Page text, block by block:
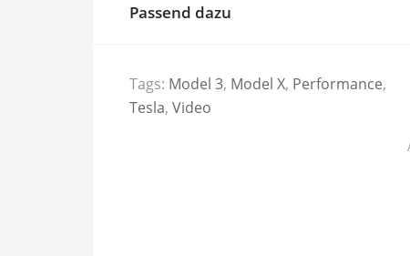
Passend dazu
Tags: Model 3, Model X, Performance,
Tesla, Video